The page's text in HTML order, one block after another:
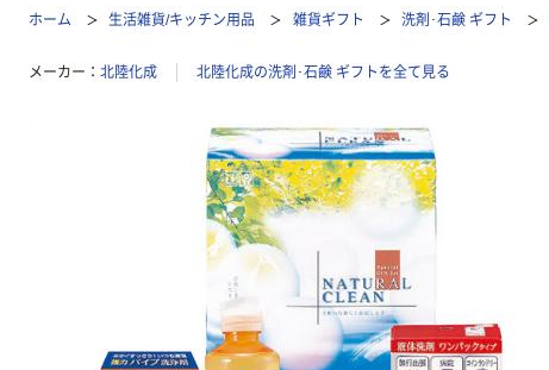
ホーム 生活雑貨/キッチン用品 雑貨ギフト 洗剤･石鹸 ギフト
メーカー 北陸化成 北陸化成の洗剤･石鹸 ギフトを全て見る